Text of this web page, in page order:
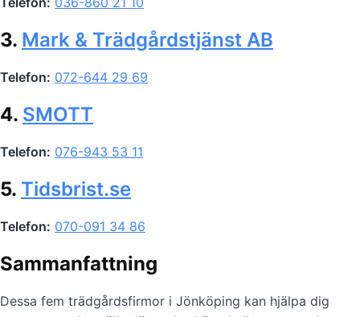
3. Mark & Trädgårdstjänst AB
Telefon: 072-644 29 69
4. SMOTT
Telefon: 076-943 53 11
5. Tidsbrist.se
Telefon: 070-091 34 86
Sammanfattning
Dessa fem trädgårdsfirmor i Jönköping kan hjälpa dig